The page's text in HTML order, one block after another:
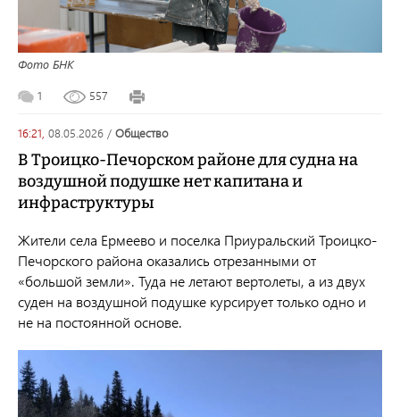
Фото БНК
1 557
16:21, 08.05.2026 / общество
В Троицко-Печорском районе для судна на
воздушной подушке нет капитана и
инфраструктуры
Жители села Ермеево и поселка Приуральский Троицко-
Печорского района оказались отрезанными от
«большой земли». Туда не летают вертолеты, а из двух
суден на воздушной подушке курсирует только одно и
не на постоянной основе.